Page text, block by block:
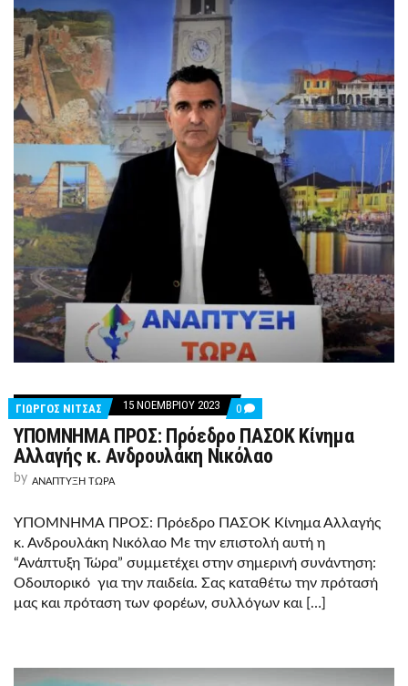
ΓΙΩΡΓΟΣ ΝΙΤΣΑΣ 15 ΝΟΕΜΒΡΊΟΥ 2023 0 COMMENTS
ON
ΥΠΟΜΝΗΜΑ
ΠΡΟΣ:
ΠΡΌΕΔΡΟ
Κ.
ΑΝΔΡΟΥΛΆΚΗ
ΝΙΚΌΛΑΟ
ΥΠΟΜΝΗΜΑ ΠΡΟΣ: Πρόεδρο ΠΑΣΟΚ Κίνημα
Αλλαγής κ. Ανδρουλάκη Νικόλαο
by ΑΝΑΠΤΥΞΗ ΤΩΡΑ
ΥΠΟΜΝΗΜΑ ΠΡΟΣ: Πρόεδρο ΠΑΣΟΚ Κίνημα Αλλαγής
κ. Ανδρουλάκη Νικόλαο Με την επιστολή αυτή η
“Ανάπτυξη Τώρα” συμμετέχει στην σημερινή συνάντηση:
Οδοιπορικό για την παιδεία. Σας καταθέτω την πρότασή
μας και πρόταση των φορέων, συλλόγων και […]